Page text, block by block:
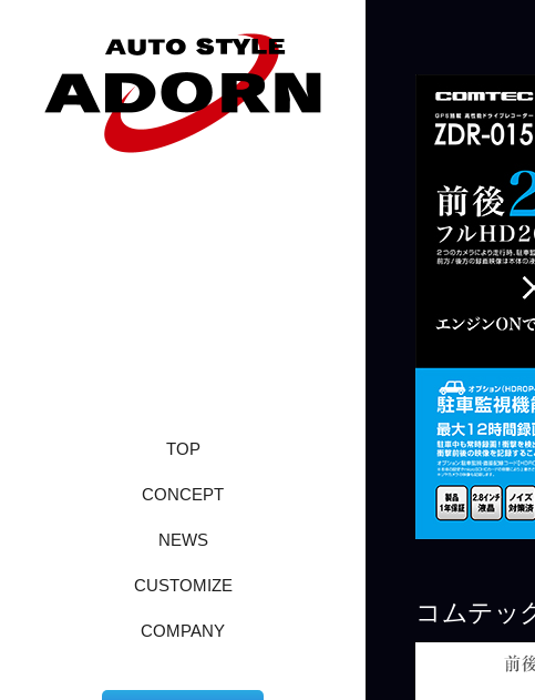
TOP
CONCEPT
NEWS
CUSTOMIZE
COMPANY
コムテッ